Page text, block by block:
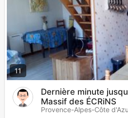
11
Dernière minute
Massif des ÉCRiNS
Provence-Alpes-Côte